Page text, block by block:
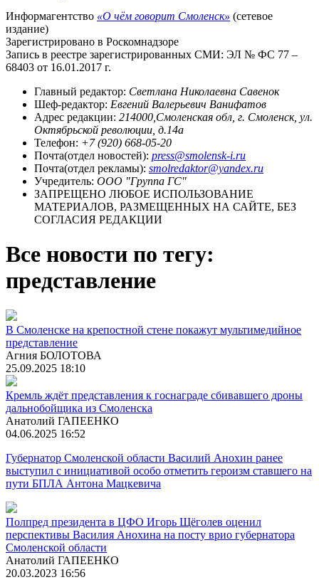
Информагентство «О чём говорит Смоленск» (сетевое
издание)
Зарегистрировано в Роскомнадзоре
Запись в реестре зарегистрированных СМИ: ЭЛ № ФС 77 –
68403 от 16.01.2017 г.
Главный редактор: Светлана Николаевна Савенок
Шеф-редактор: Евгений Валерьевич Ванифатов
Адрес редакции: 214000,Смоленская обл, г. Смоленск, ул.
Октябрьской революции, д.14а
Телефон: +7 (920) 668-05-20
Почта(отдел новостей): press@smolensk-i.ru
Почта(отдел рекламы): smolredaktor@yandex.ru
Учредитель: ООО "Группа ГС"
ЗАПРЕЩЕНО ЛЮБОЕ ИСПОЛЬЗОВАНИЕ
МАТЕРИАЛОВ, РАЗМЕЩЕННЫХ НА САЙТЕ, БЕЗ
СОГЛАСИЯ РЕДАКЦИИ
Все новости по тегу:
представление
В Смоленске на крепостной стене покажут мультимедийное
представление
Агния БОЛОТОВА
25.09.2025 18:10
Кремль ждёт представления к госнаграде сбивавшего дроны
дальнобойщика из Смоленска
Анатолий ГАПЕЕНКО
04.06.2025 16:52
Губернатор Смоленской области Василий Анохин ранее
выступил с инициативой особо отметить героизм ставшего на
пути БПЛА Антона Мацкевича
Полпред президента в ЦФО Игорь Щёголев оценил
перспективы Василия Анохина на посту врио губернатора
Смоленской области
Анатолий ГАПЕЕНКО
20.03.2023 16:56